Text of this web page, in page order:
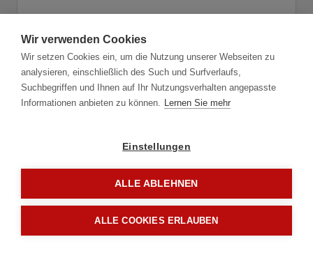
1.1 Anwendung
Wirtschaftliches Bohren kombiniert mit
Entgraten, Fasen oder Senken.
Wir verwenden Cookies
Wir setzen Cookies ein, um die Nutzung unserer Webseiten zu
analysieren, einschließlich des Such und Surfverlaufs,
Suchbegriffen und Ihnen auf Ihr Nutzungsverhalten angepasste
Informationen anbieten zu können. Lernen Sie mehr
Einstellungen
ALLE ABLEHNEN
ALLE COOKIES ERLAUBEN